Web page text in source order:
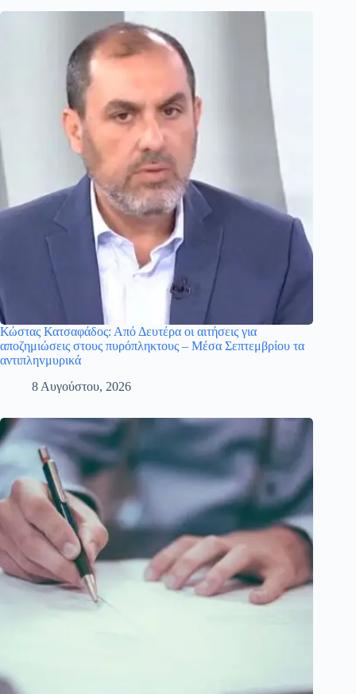
Κώστας Κατσαφάδος: Από Δευτέρα οι αιτήσεις για
αποζημιώσεις στους πυρόπληκτους – Μέσα Σεπτεμβρίου τα
αντιπληvμυρικά
8 Αυγούστου, 2026